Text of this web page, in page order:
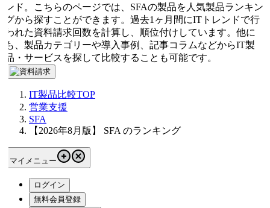
ド。こちらのページでは、SFAの製品を人気製品ランキン
から探すことができます。過去1ヶ月間にITトレンドで行
れた資料請求回数を計算し、順位付けしています。他に
、製品カテゴリーや導入事例、記事コラムなどからIT製
・サービスを探して比較することも可能です。
IT製品比較TOP
営業支援
SFA
【2026年8月版】 SFA のランキング
マイメニュー
ログイン
無料会員登録